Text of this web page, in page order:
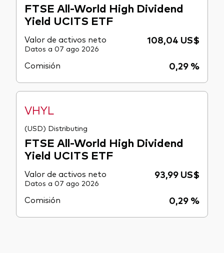
FTSE All-World High Dividend
Yield UCITS ETF
Valor de activos neto 108,04 US$
Datos a 07 ago 2026
Comisión 0,29 %
VHYL
(USD) Distributing
FTSE All-World High Dividend
Yield UCITS ETF
Valor de activos neto 93,99 US$
Datos a 07 ago 2026
Comisión 0,29 %